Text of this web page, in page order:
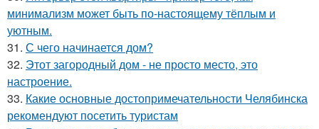
минимализм может быть по-настоящему тёплым и
уютным.
31. С чего начинается дом?
32. Этот загородный дом - не просто место, это
настроение.
33. Какие основные достопримечательности Челябинска
рекомендуют посетить туристам